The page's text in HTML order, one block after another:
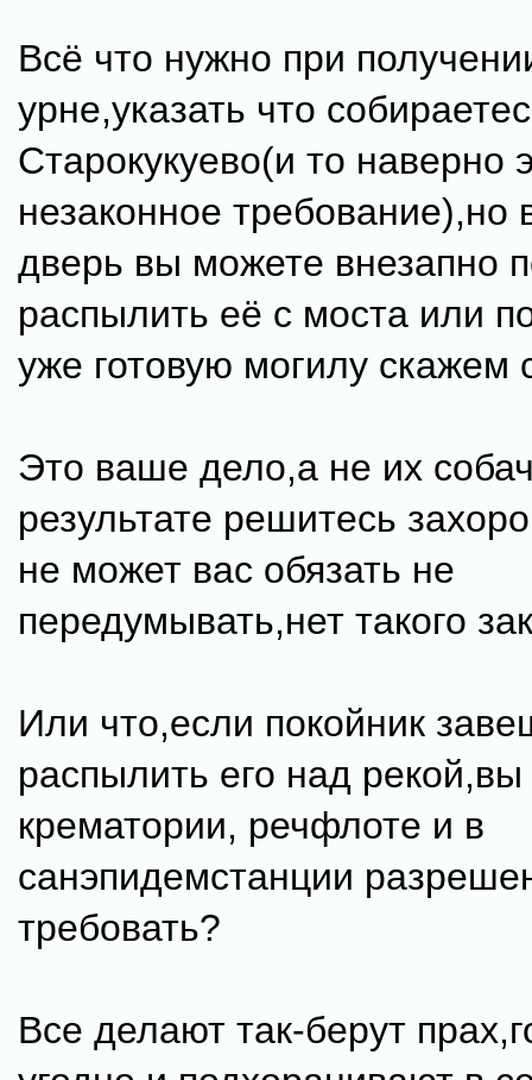
Всё что нужно при
урне,указать что
Старокукуево(и то наверно
незаконное требование),но
дверь вы можете внезапно
распылить её с моста или
уже готовую могилу скажем
Это ваше дело,а не их
результате решитесь
не может вас обязать не
передумывать,нет такого
Или что,если покойник
распылить его над рекой,вы
крематории, речфлоте и в
санэпидемстанции
требовать?
Все делают так-берут